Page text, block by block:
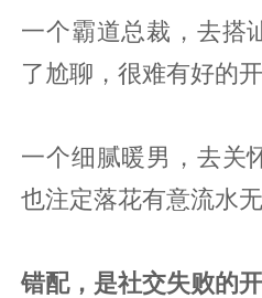
一个霸道总裁，去搭
了尬聊，很难有好的开
一个细腻暖男，去关
也注定落花有意流水无
错配，是社交失败的开